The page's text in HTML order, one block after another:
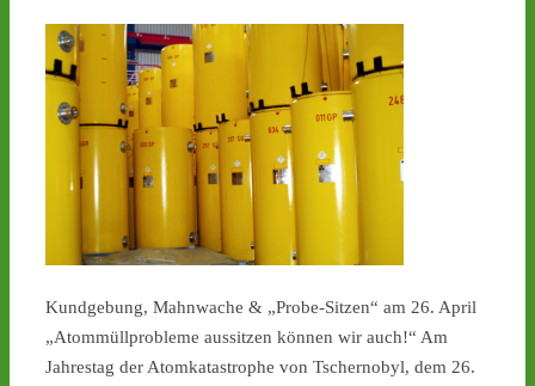
Kundgebung, Mahnwache & „Probe-Sitzen“ am 26. April
„Atommüllprobleme aussitzen können wir auch!“ Am
Jahrestag der Atomkatastrophe von Tschernobyl, dem 26.